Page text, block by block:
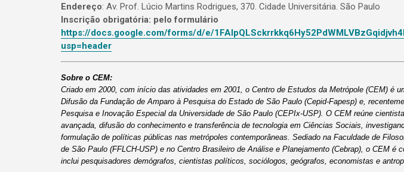
Endereço: Av. Prof. Lúcio Martins Rodrigues, 370. Cidade Universitária. São Paulo
Inscrição obrigatória: pelo formulário
https://docs.google.com/forms/d/e/
usp=header
Sobre o CEM:
Criado em 2000, com início das atividades em 2001, o Centro de Estudos da Metrópole (CEM) é
Difusão da Fundação de Amparo à Pesquisa do Estado de São Paulo (Cepid-Fapesp) e,
Pesquisa e Inovação Especial da Universidade de São Paulo (CEPIx-USP). O CEM reúne
avançada, difusão do conhecimento e transferência de tecnologia em Ciências Sociais,
formulação de políticas públicas nas metrópoles contemporâneas. Sediado na Faculdade de
de São Paulo (FFLCH-USP) e no Centro Brasileiro de Análise e Planejamento (Cebrap), o CEM é
inclui pesquisadores demógrafos, cientistas políticos, sociólogos, geógrafos, economistas e